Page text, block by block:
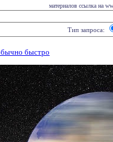
материалов ссылка на
Тип запроса:
быстро